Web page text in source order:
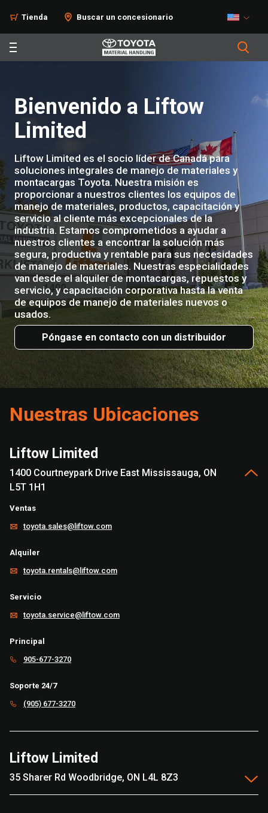
Tienda Buscar un concesionario
Bienvenido a Liftow
Limited
Liftow Limited es el socio líder de Canadá para
soluciones integrales de manejo de materiales y
montacargas Toyota. Nuestra misión es
proporcionar a nuestros clientes los equipos de
manejo de materiales, productos, capacitación y
servicio al cliente más excepcionales de la
industria. Estamos comprometidos a ayudar a
nuestros clientes a encontrar la solución más
segura, productiva y rentable para sus necesidades
de manejo de materiales. Nuestras especialidades
van desde el alquiler de montacargas, repuestos y
servicio, y capacitación corporativa hasta la venta
de equipos de manejo de materiales nuevos o
usados.
Póngase en contacto con un distribuidor
Nuestras Ubicaciones
Liftow Limited
1400 Courtneypark Drive East Mississauga, ON
L5T 1H1
Ventas
toyota.sales@liftow.com
Alquiler
toyota.rentals@liftow.com
Servicio
toyota.service@liftow.com
Principal
905-677-3270
Soporte 24/7
(905) 677-3270
Liftow Limited
35 Sharer Rd Woodbridge, ON L4L 8Z3